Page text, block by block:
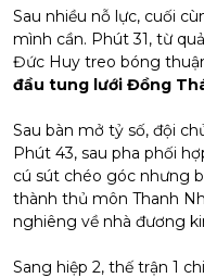
Sau nhiều nỗ lực, cuối
mình cần. Phút 31, từ
Đức Huy treo bóng
đầu tung lưới Đồng
Sau bàn mở tỷ số, đội
Phút 43, sau pha phối
cú sút chéo góc nhưng
thành thủ môn Thanh
nghiêng về nhà đương
Sang hiệp 2, thế trận 1